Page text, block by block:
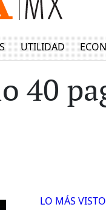
UTILIDAD
40
LO MÁS